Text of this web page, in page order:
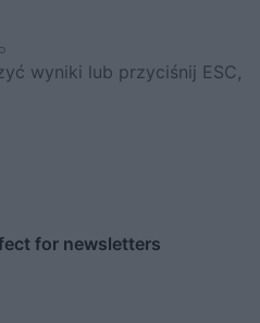
wyniki lub przyciśnij ESC,
for newsletters